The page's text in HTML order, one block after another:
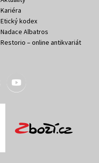
Kariéra
Etický kodex
Nadace Albatros
Restorio – online antikvariát